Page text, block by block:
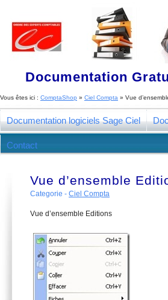
Documentation
Vous êtes ici : ComptaShop » Ciel Compta » Vue
Documentation logiciels Sage Ciel
Contact
Vue d’ensemble
Categorie - Ciel Compta
Vue d’ensemble Editions